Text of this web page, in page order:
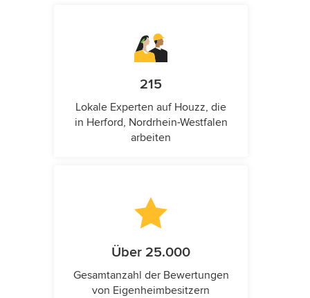
215
Lokale Experten auf Houzz, die
in Herford, Nordrhein-Westfalen
arbeiten
Über 25.000
Gesamtanzahl der Bewertungen
von Eigenheimbesitzern